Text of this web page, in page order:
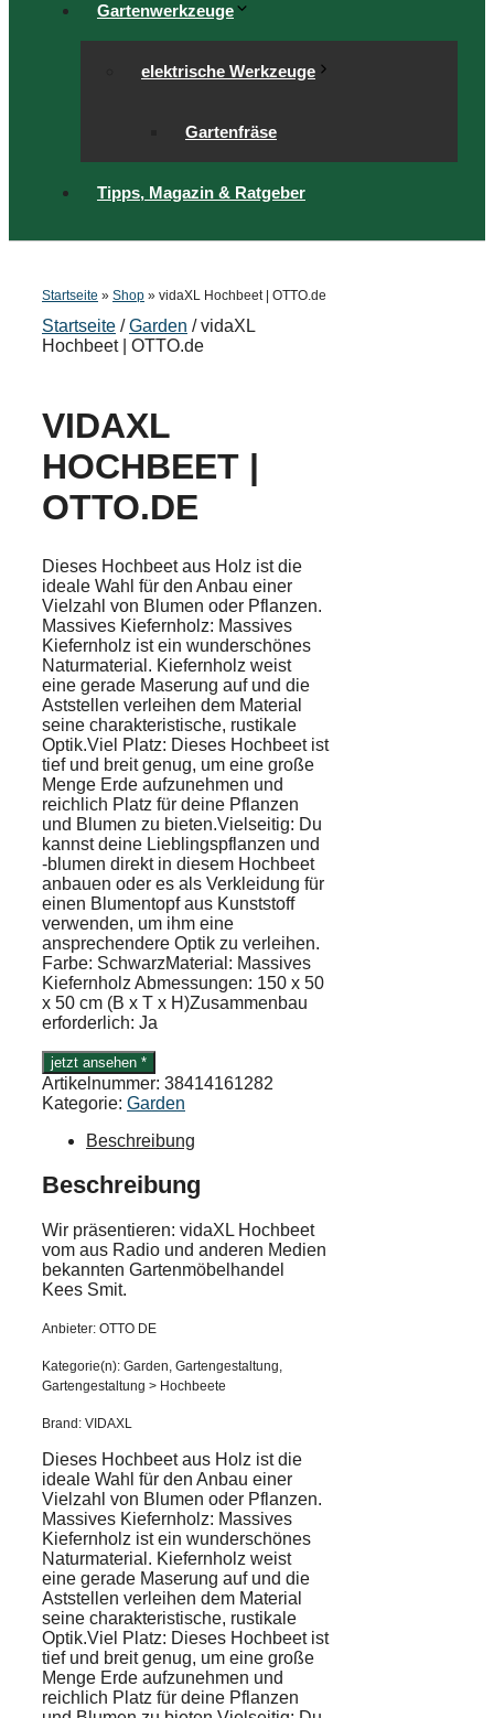
Gartenwerkzeuge
elektrische Werkzeuge
Gartenfräse
Tipps, Magazin & Ratgeber
Startseite » Shop » vidaXL Hochbeet | OTTO.de
Startseite /Garden / vidaXL
Hochbeet | OTTO.de
VIDAXL
HOCHBEET |
OTTO.DE
Dieses Hochbeet aus Holz ist die
ideale Wahl für den Anbau einer
Vielzahl von Blumen oder Pflanzen.
Massives Kiefernholz: Massives
Kiefernholz ist ein wunderschönes
Naturmaterial. Kiefernholz weist
eine gerade Maserung auf und die
Aststellen verleihen dem Material
seine charakteristische, rustikale
Optik.Viel Platz: Dieses Hochbeet ist
tief und breit genug, um eine große
Menge Erde aufzunehmen und
reichlich Platz für deine Pflanzen
und Blumen zu bieten.Vielseitig: Du
kannst deine Lieblingspflanzen und
-blumen direkt in diesem Hochbeet
anbauen oder es als Verkleidung für
einen Blumentopf aus Kunststoff
verwenden, um ihm eine
ansprechendere Optik zu verleihen.
Farbe: SchwarzMaterial: Massives
Kiefernholz Abmessungen: 150 x 50
x 50 cm (B x T x H)Zusammenbau
erforderlich: Ja
jetzt ansehen *
Artikelnummer: 38414161282
Kategorie: Garden
Beschreibung
Beschreibung
Wir präsentieren: vidaXL Hochbeet
vom aus Radio und anderen Medien
bekannten Gartenmöbelhandel
Kees Smit.
Anbieter: OTTO DE
Kategorie(n): Garden, Gartengestaltung,
Gartengestaltung > Hochbeete
Brand: VIDAXL
Dieses Hochbeet aus Holz ist die
ideale Wahl für den Anbau einer
Vielzahl von Blumen oder Pflanzen.
Massives Kiefernholz: Massives
Kiefernholz ist ein wunderschönes
Naturmaterial. Kiefernholz weist
eine gerade Maserung auf und die
Aststellen verleihen dem Material
seine charakteristische, rustikale
Optik.Viel Platz: Dieses Hochbeet ist
tief und breit genug, um eine große
Menge Erde aufzunehmen und
reichlich Platz für deine Pflanzen